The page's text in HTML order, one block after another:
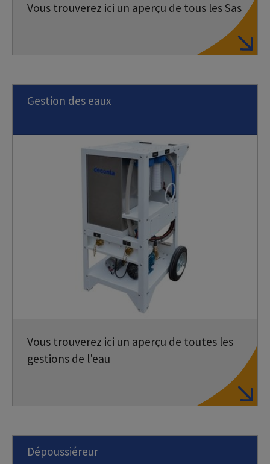
Vous trouverez ici un aperçu de tous les Sas
Gestion des eaux
Vous trouverez ici un aperçu de toutes les
gestions de l'eau
Dépoussiéreur